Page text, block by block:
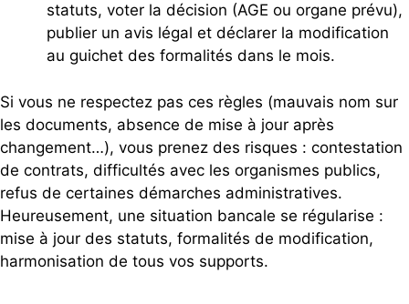
statuts, voter la décision (AGE ou organe prévu),
publier un avis légal et déclarer la modification
au guichet des formalités dans le mois.
Si vous ne respectez pas ces règles (mauvais nom sur
les documents, absence de mise à jour après
changement…), vous prenez des risques : contestation
de contrats, difficultés avec les organismes publics,
refus de certaines démarches administratives.
Heureusement, une situation bancale se régularise :
mise à jour des statuts, formalités de modification,
harmonisation de tous vos supports.